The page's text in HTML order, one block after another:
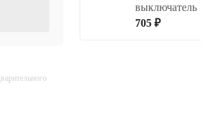
выключатель
705 ₽